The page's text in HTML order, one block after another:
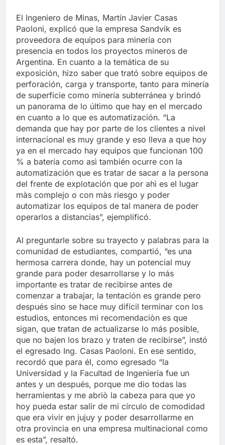
El Ingeniero de Minas, Martín Javier Casas
Paoloni, explicó que la empresa Sandvik es
proveedora de equipos para minería con
presencia en todos los proyectos mineros de
Argentina. En cuanto a la temática de su
exposición, hizo saber que trató sobre equipos de
perforación, carga y transporte, tanto para minería
de superficie como minería subterránea y brindó
un panorama de lo último que hay en el mercado
en cuanto a lo que es automatización. “La
demanda que hay por parte de los clientes a nivel
internacional es muy grande y eso lleva a que hoy
ya en el mercado hay equipos que funcionan 100
% a batería como asì también ocurre con la
automatización que es tratar de sacar a la persona
del frente de explotación que por ahì es el lugar
màs complejo o con màs riesgo y poder
automatizar los equipos de tal manera de poder
operarlos a distancias”, ejemplificó.
Al preguntarle sobre su trayecto y palabras para la
comunidad de estudiantes, compartió, “es una
hermosa carrera donde, hay un potencial muy
grande para poder desarrollarse y lo más
importante es tratar de recibirse antes de
comenzar a trabajar, la tentación es grande pero
después sino se hace muy difícil terminar con los
estudios, entonces mi recomendaciòn es que
sigan, que tratan de actualizarse lo más posible,
que no bajen los brazo y traten de recibirse”, instó
el egresado Ing. Casas Paoloni. En ese sentido,
recordó que para él, como egresado “la
Universidad y la Facultad de Ingeniería fue un
antes y un después, porque me dio todas las
herramientas y me abriò la cabeza para que yo
hoy pueda estar salir de mi círculo de comodidad
que era vivir en jujuy y poder desarrollarme en
otra provincia en una empresa multinacional como
es esta”, resaltó.